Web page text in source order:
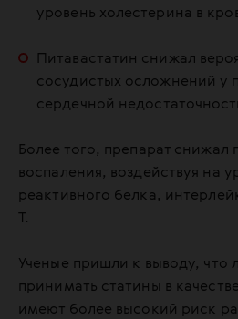
уровень холестерина в
Питавастатин снижал
сосудистых осложнений у
сердечной
Более того, препарат снижал
воспаления, воздействуя на
реактивного белка,
Т.
Ученые пришли к выводу, что
принимать статины в
имеют более высокий риск